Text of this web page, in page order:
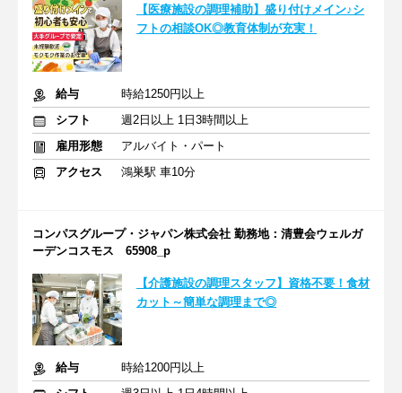
【医療施設の調理補助】盛り付けメイン♪シ
フトの相談OK◎教育体制が充実！
給与
時給1250円以上
シフト
週2日以上 1日3時間以上
雇用形態
アルバイト・パート
アクセス
鴻巣駅 車10分
コンパスグループ・ジャパン株式会社 勤務地：清豊会ウェルガ
ーデンコスモス 65908_p
【介護施設の調理スタッフ】資格不要！食材
カット～簡単な調理まで◎
給与
時給1200円以上